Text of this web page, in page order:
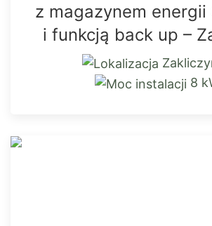
z magazynem energii
i funkcją back up –
8